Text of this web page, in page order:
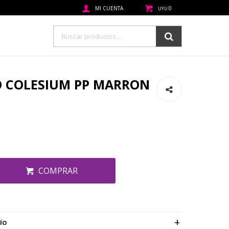
UYU 0
COLESIUM PP MARRON
COMPRAR